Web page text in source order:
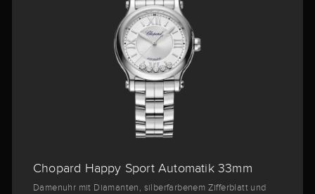
Chopard Happy Sport Automatik 33mm
Damenuhr mit Diamanten, silberfarbenem Zifferblatt und